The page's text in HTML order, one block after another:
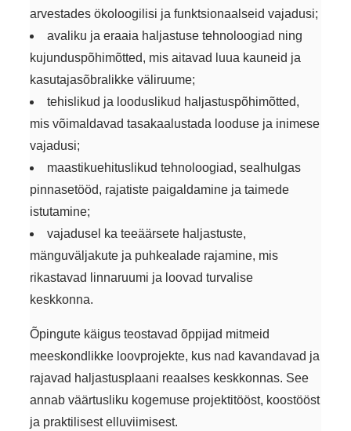
arvestades ökoloogilisi ja funktsionaalseid vajadusi;
avaliku ja eraaia haljastuse tehnoloogiad ning
kujunduspõhimõtted, mis aitavad luua kauneid ja
kasutajasõbralikke väliruume;
tehislikud ja looduslikud haljastuspõhimõtted,
mis võimaldavad tasakaalustada looduse ja inimese
vajadusi;
maastikuehituslikud tehnoloogiad, sealhulgas
pinnasetööd, rajatiste paigaldamine ja taimede
istutamine;
vajadusel ka teeäärsete haljastuste,
mänguväljakute ja puhkealade rajamine, mis
rikastavad linnaruumi ja loovad turvalise
keskkonna.
Õpingute käigus teostavad õppijad mitmeid
meeskondlikke loovprojekte, kus nad kavandavad ja
rajavad haljastusplaani reaalses keskkonnas. See
annab väärtusliku kogemuse projektitööst, koostööst
ja praktilisest elluviimisest.